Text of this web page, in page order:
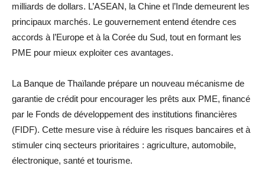
milliards de dollars. L’ASEAN, la Chine et l’Inde demeurent les
principaux marchés. Le gouvernement entend étendre ces
accords à l’Europe et à la Corée du Sud, tout en formant les
PME pour mieux exploiter ces avantages.
La Banque de Thaïlande prépare un nouveau mécanisme de
garantie de crédit pour encourager les prêts aux PME, financé
par le Fonds de développement des institutions financières
(FIDF). Cette mesure vise à réduire les risques bancaires et à
stimuler cinq secteurs prioritaires : agriculture, automobile,
électronique, santé et tourisme.